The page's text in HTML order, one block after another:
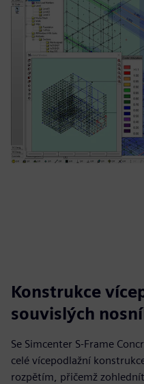
Konstrukce
souvislých
Se Simcenter S-Frame
celé vícepodlažní
rozpětím, přičemž